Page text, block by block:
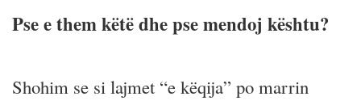
Pse e them këtë dhe pse mendoj kështu?
Shohim se si lajmet “e këqija” po marrin